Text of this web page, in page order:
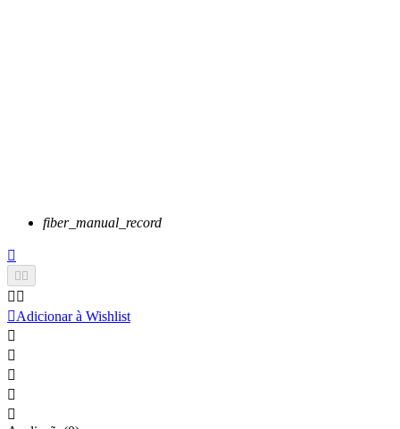
fiber_manual_record

 
 
Adicionar à Wishlist




